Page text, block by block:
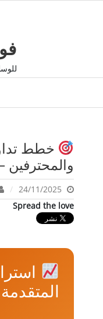
خطط
والمحترفين – 2025-11-
24/11/2025
Spread the love
المتقدمة